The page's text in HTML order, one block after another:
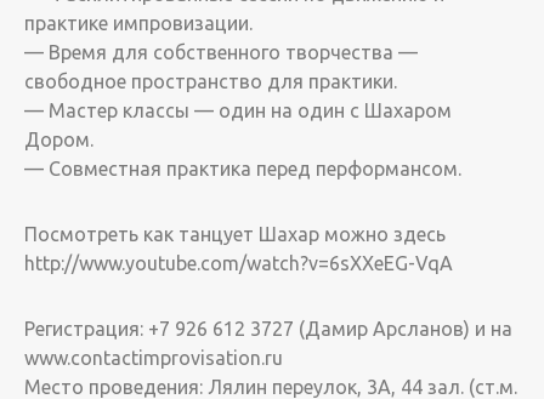
практике импровизации.
— Время для собственного творчества —
свободное пространство для практики.
— Мастер классы — один на один с Шахаром
Дором.
— Совместная практика перед перформансом.
Посмотреть как танцует Шахар можно здесь
http://www.youtube.com/watch?v=6sXXeEG-VqA
Регистрация: +7 926 612 3727 (Дамир Арсланов) и на
www.contactimprovisation.ru
Место проведения: Лялин переулок, 3А, 44 зал. (ст.м.